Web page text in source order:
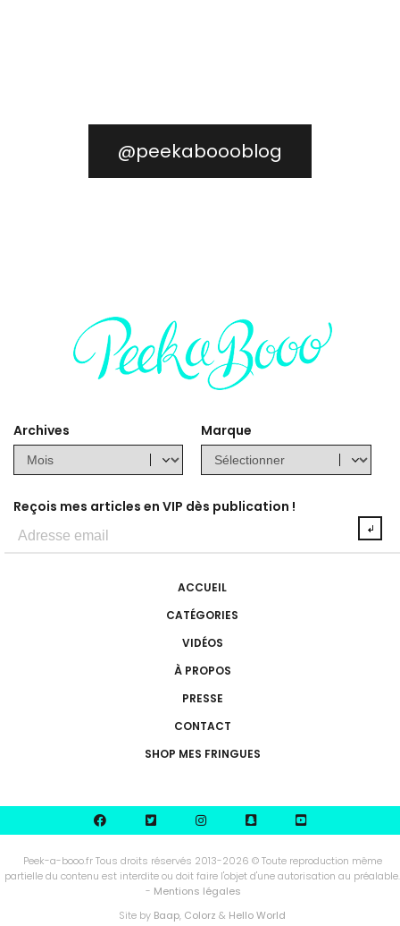
@peekaboooblog
Archives Marque
Reçois mes articles en VIP dès publication !
ACCUEIL
CATÉGORIES
VIDÉOS
À PROPOS
PRESSE
CONTACT
SHOP MES FRINGUES
Peek-a-booo.fr Tous droits réservés 2013-2026 © Toute reproduction même
partielle du contenu est interdite ou doit faire l'objet d'une autorisation au préalable.
- Mentions légales
Site by Baap, Colorz & Hello World